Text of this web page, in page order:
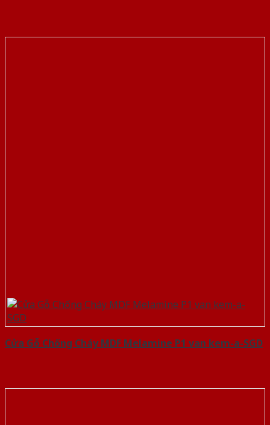
Cửa Gỗ Chống Cháy MDF Melamine P1 van kem-a-SGD